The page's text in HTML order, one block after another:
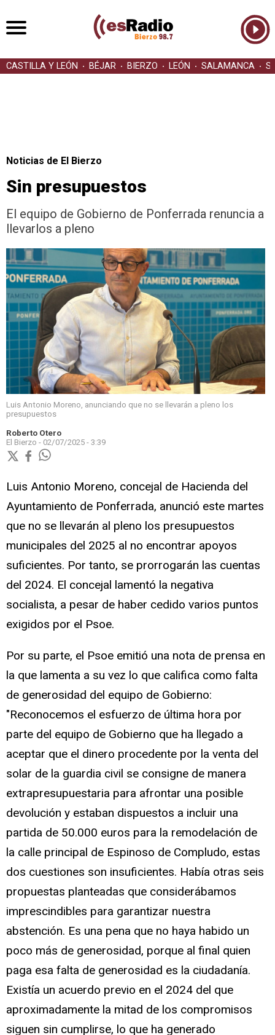
CASTILLA Y LEÓN BÉJAR BIERZO LEÓN SALAMANCA
Noticias de El Bierzo
Sin presupuestos
El equipo de Gobierno de Ponferrada renuncia a
llevarlos a pleno
Luis Antonio Moreno, anunciando que no se llevarán a pleno los
presupuestos
Roberto Otero
El Bierzo - 02/07/2025 - 3:39
Luis Antonio Moreno, concejal de Hacienda del
Ayuntamiento de Ponferrada, anunció este martes
que no se llevarán al pleno los presupuestos
municipales del 2025 al no encontrar apoyos
suficientes. Por tanto, se prorrogarán las cuentas
del 2024. El concejal lamentó la negativa
socialista, a pesar de haber cedido varios puntos
exigidos por el Psoe.
Por su parte, el Psoe emitió una nota de prensa en
la que lamenta a su vez lo que califica como falta
de generosidad del equipo de Gobierno:
"Reconocemos el esfuerzo de última hora por
parte del equipo de Gobierno que ha llegado a
aceptar que el dinero procedente por la venta del
solar de la guardia civil se consigne de manera
extrapresupuestaria para afrontar una posible
devolución y estaban dispuestos a incluir una
partida de 50.000 euros para la remodelación de
la calle principal de Espinoso de Compludo, estas
dos cuestiones son insuficientes. Había otras seis
propuestas planteadas que considerábamos
imprescindibles para garantizar nuestra
abstención. Es una pena que no haya habido un
poco más de generosidad, porque al final quien
paga esa falta de generosidad es la ciudadanía.
Existía un acuerdo previo en el 2024 del que
aproximadamente la mitad de los compromisos
siguen sin cumplirse, lo que ha generado